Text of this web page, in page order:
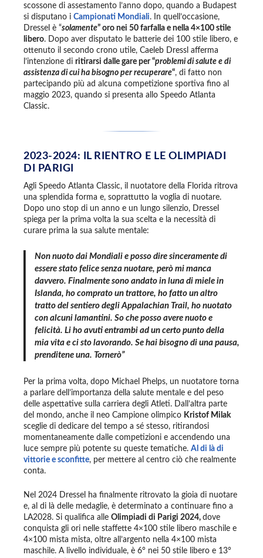
scossone di assestamento l’anno dopo, quando a Budapest
si disputano i Campionati Mondiali. In quell’occasione,
Dressel è “solamente” oro nei 50 farfalla e nella 4×100 stile
libero. Dopo aver disputato le batterie dei 100 stile libero, e
ottenuto il secondo crono utile, Caeleb Dressl afferma
l’intenzione di ritirarsi dalle gare per “problemi di salute e di
assistenza di cui ha bisogno per recuperare“, di fatto non
partecipando più ad alcuna competizione sportiva fino al
maggio 2023, quando si presenta allo Speedo Atlanta
Classic.
2023-2024: IL RIENTRO E LE OLIMPIADI
DI PARIGI
Agli Speedo Atlanta Classic, il nuotatore della Florida ritrova
una splendida forma e, soprattutto la voglia di nuotare.
Dopo uno stop di un anno e un lungo silenzio, Dressel
spiega per la prima volta la sua scelta e la necessità di
curare prima la sua salute mentale:
Non nuoto dai Mondiali e posso dire sinceramente di
essere stato felice senza nuotare, però mi manca
davvero. Finalmente sono andato in luna di miele in
Islanda, ho comprato un trattore, ho fatto un altro
tratto del sentiero degli Appalachian Trail, ho nuotato
con alcuni lamantini. So che posso avere nuoto e
felicità. Li ho avuti entrambi ad un certo punto della
mia vita e ci sto lavorando. Se hai bisogno di una pausa,
prenditene una. Tornerò”
Per la prima volta, dopo Michael Phelps, un nuotatore torna
a parlare dell’importanza della salute mentale e del peso
delle aspettative sulla carriera degli Atleti. Dall’altra parte
del mondo, anche il neo Campione olimpico Kristof Milak
sceglie di dedicare del tempo a sé stesso, ritirandosi
momentaneamente dalle competizioni e accendendo una
luce sempre più potente su queste tematiche. Al di là di
vittorie e sconfitte, per mettere al centro ciò che realmente
conta.
Nel 2024 Dressel ha finalmente ritrovato la gioia di nuotare
e, al di là delle medaglie, è determinato a continuare fino a
LA2028. Si qualifica alle Olimpiadi di Parigi 2024, dove
conquista gli ori nelle staffette 4×100 stile libero maschile e
4×100 mista mista, oltre all’argento nella 4×100 mista
maschile. A livello individuale, è 6° nei 50 stile libero e 13°